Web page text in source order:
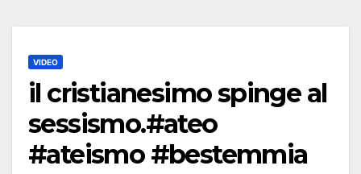
VIDEO
il cristianesimo spinge al
sessismo.#ateo
#ateismo #bestemmia